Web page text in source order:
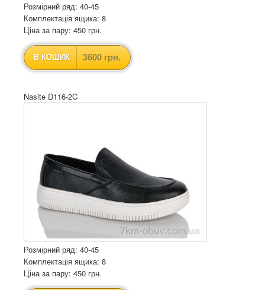
Розмірний ряд: 40-45
Комплектація ящика: 8
Ціна за пару: 450 грн.
В КОШИК 3600 грн.
Nasite D116-2C
Розмірний ряд: 40-45
Комплектація ящика: 8
Ціна за пару: 450 грн.